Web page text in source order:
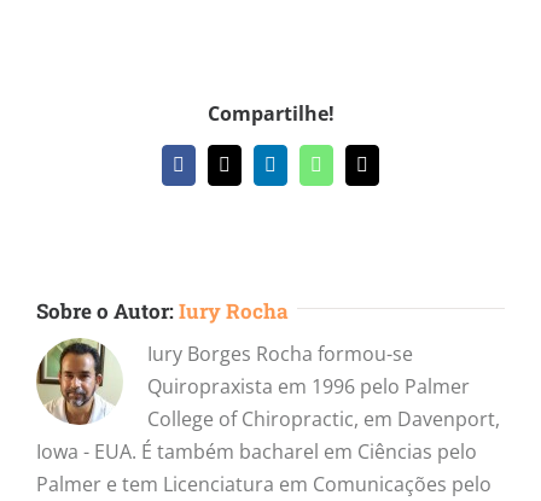
Compartilhe!
Facebook
X LinkedInWhatsApp
E-
mail
Sobre o Autor:Iury Rocha
Iury Borges Rocha formou-se
Quiropraxista em 1996 pelo Palmer
College of Chiropractic, em Davenport,
Iowa - EUA. É também bacharel em Ciências pelo
Palmer e tem Licenciatura em Comunicações pelo